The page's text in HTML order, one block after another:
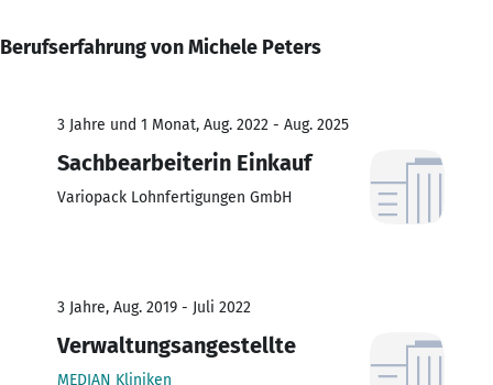
Berufserfahrung von Michele Peters
3 Jahre und 1 Monat, Aug. 2022 - Aug. 2025
Sachbearbeiterin Einkauf
Variopack Lohnfertigungen GmbH
3 Jahre, Aug. 2019 - Juli 2022
Verwaltungsangestellte
MEDIAN Kliniken